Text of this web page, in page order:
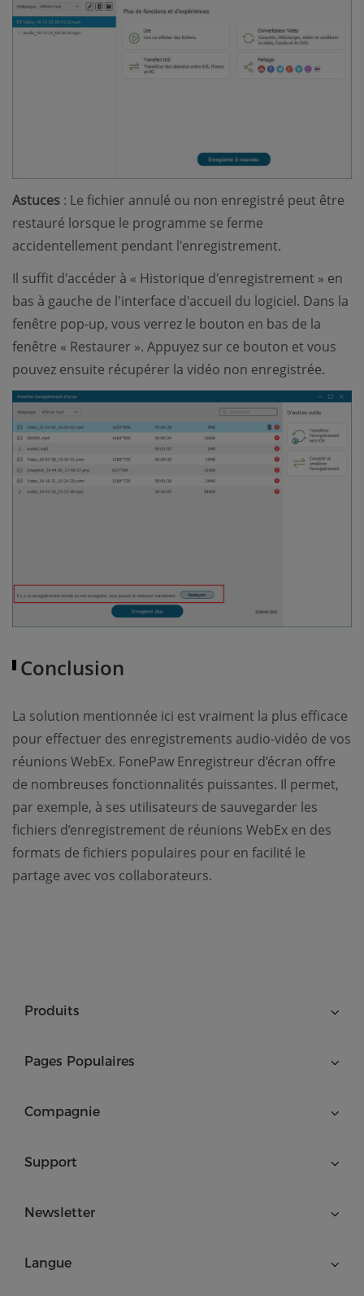
Astuces : Le fichier annulé ou non enregistré peut être
restauré lorsque le programme se ferme
accidentellement pendant l'enregistrement.
Il suffit d'accéder à « Historique d'enregistrement » en
bas à gauche de l'interface d'accueil du logiciel. Dans la
fenêtre pop-up, vous verrez le bouton en bas de la
fenêtre « Restaurer ». Appuyez sur ce bouton et vous
pouvez ensuite récupérer la vidéo non enregistrée.
Conclusion
La solution mentionnée ici est vraiment la plus efficace
pour effectuer des enregistrements audio-vidéo de vos
réunions WebEx. FonePaw Enregistreur d’écran offre
de nombreuses fonctionnalités puissantes. Il permet,
par exemple, à ses utilisateurs de sauvegarder les
fichiers d’enregistrement de réunions WebEx en des
formats de fichiers populaires pour en facilité le
partage avec vos collaborateurs.
Produits
Pages Populaires
Compagnie
Support
Newsletter
Langue